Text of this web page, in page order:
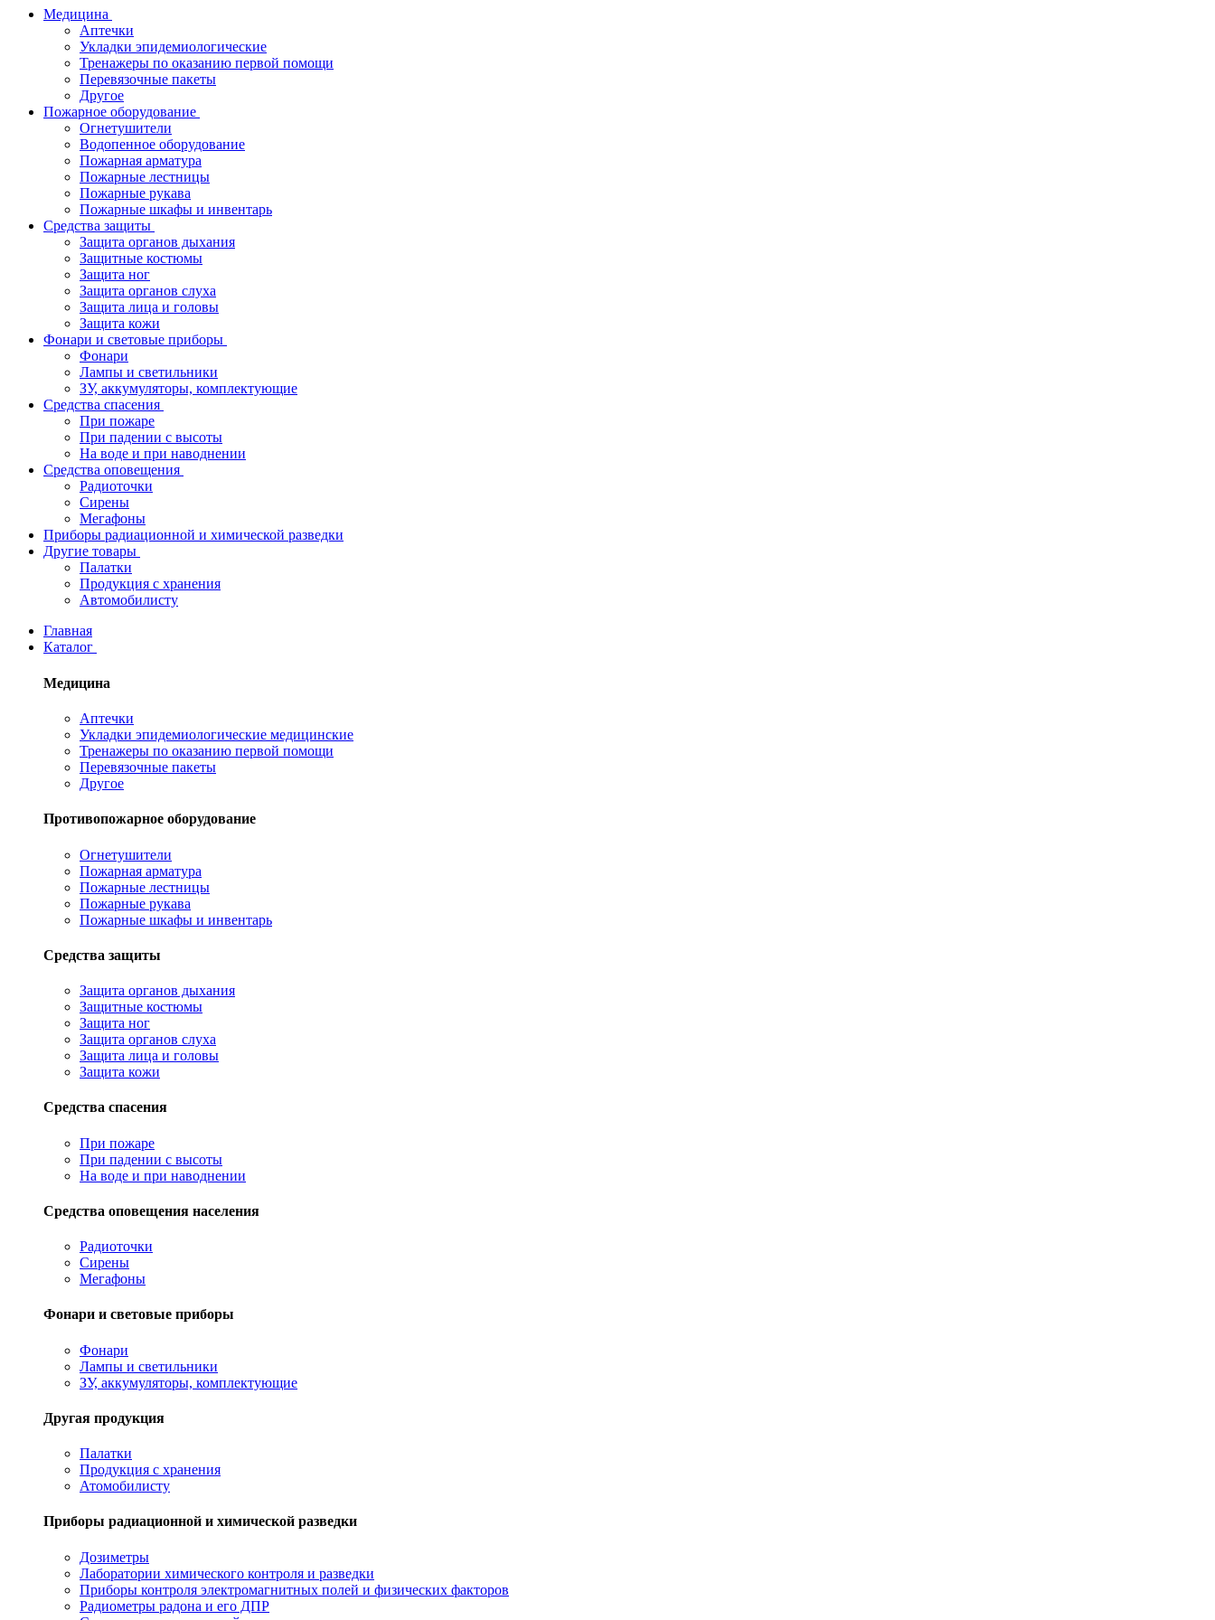
Медицина
Аптечки
Укладки эпидемиологические
Тренажеры по оказанию первой помощи
Перевязочные пакеты
Другое
Пожарное оборудование
Огнетушители
Водопенное оборудование
Пожарная арматура
Пожарные лестницы
Пожарные рукава
Пожарные шкафы и инвентарь
Средства защиты
Защита органов дыхания
Защитные костюмы
Защита ног
Защита органов слуха
Защита лица и головы
Защита кожи
Фонари и световые приборы
Фонари
Лампы и светильники
ЗУ, аккумуляторы, комплектующие
Средства спасения
При пожаре
При падении с высоты
На воде и при наводнении
Средства оповещения
Радиоточки
Сирены
Мегафоны
Приборы радиационной и химической разведки
Другие товары
Палатки
Продукция с хранения
Автомобилисту
Главная
Каталог
Медицина
Аптечки
Укладки эпидемиологические медицинские
Тренажеры по оказанию первой помощи
Перевязочные пакеты
Другое
Противопожарное оборудование
Огнетушители
Пожарная арматура
Пожарные лестницы
Пожарные рукава
Пожарные шкафы и инвентарь
Средства защиты
Защита органов дыхания
Защитные костюмы
Защита ног
Защита органов слуха
Защита лица и головы
Защита кожи
Средства спасения
При пожаре
При падении с высоты
На воде и при наводнении
Средства оповещения населения
Радиоточки
Сирены
Мегафоны
Фонари и световые приборы
Фонари
Лампы и светильники
ЗУ, аккумуляторы, комплектующие
Другая продукция
Палатки
Продукция с хранения
Атомобилисту
Приборы радиационной и химической разведки
Дозиметры
Лаборатории химического контроля и разведки
Приборы контроля электромагнитных полей и физических факторов
Радиометры радона и его ДПР